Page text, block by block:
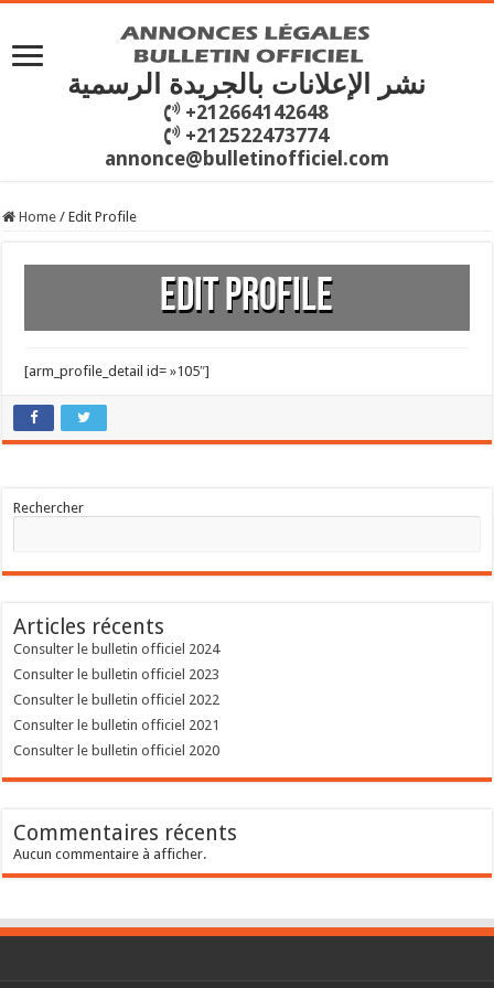
نشر الإعلانات بالجريدة الرسمية
+212664142648
+212522473774
annonce@bulletinofficiel.com
Home / Edit Profile
Edit Profile
[arm_profile_detail id= »105″]
Rechercher
Articles récents
Consulter le bulletin officiel 2024
Consulter le bulletin officiel 2023
Consulter le bulletin officiel 2022
Consulter le bulletin officiel 2021
Consulter le bulletin officiel 2020
Commentaires récents
Aucun commentaire à afficher.